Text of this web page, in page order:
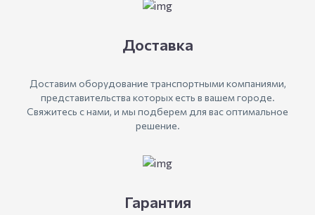
Доставка
Доставим оборудование транспортными компаниями,
представительства которых есть в вашем городе.
Свяжитесь с нами, и мы подберем для вас оптимальное
решение.
Гарантия